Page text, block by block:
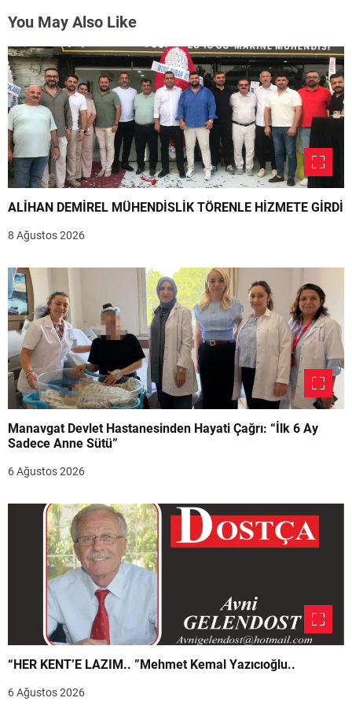
You May Also Like
ALİHAN DEMİREL MÜHENDİSLİK TÖRENLE HİZMETE GİRDİ
8 Ağustos 2026
Manavgat Devlet Hastanesinden Hayati Çağrı: “İlk 6 Ay
Sadece Anne Sütü”
6 Ağustos 2026
“HER KENT’E LAZIM.. ”Mehmet Kemal Yazıcıoğlu..
6 Ağustos 2026